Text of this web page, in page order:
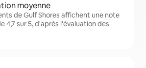
moyenne
de Gulf Shores affichent une note
4,7 sur 5, d'après l'évaluation des